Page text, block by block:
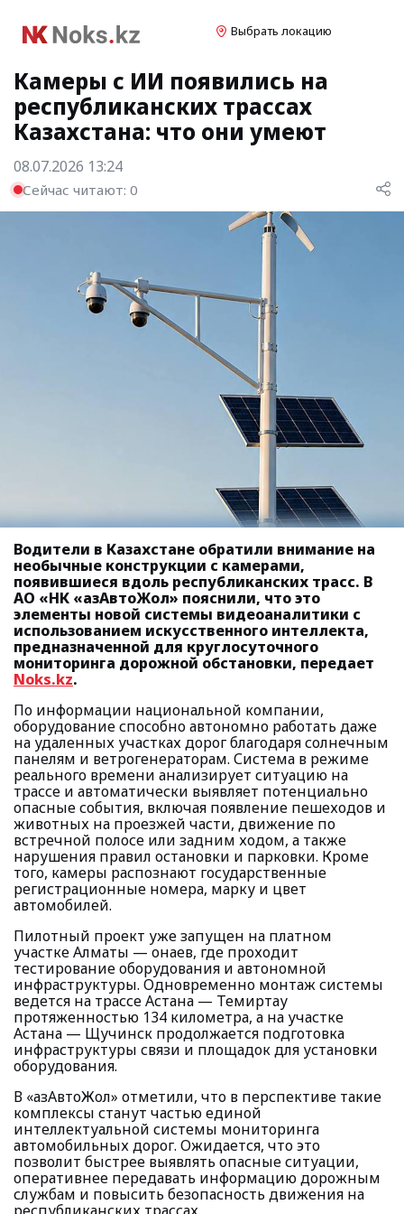
Выбрать локацию
Камеры с ИИ появились на
республиканских трассах
Казахстана: что они умеют
08.07.2026 13:24
Сейчас читают: 0
Водители в Казахстане обратили внимание на
необычные конструкции с камерами,
появившиеся вдоль республиканских трасс. В
АО «НК «ҚазАвтоЖол» пояснили, что это
элементы новой системы видеоаналитики с
использованием искусственного интеллекта,
предназначенной для круглосуточного
мониторинга дорожной обстановки, передает
Noks.kz.
По информации национальной компании,
оборудование способно автономно работать даже
на удаленных участках дорог благодаря солнечным
панелям и ветрогенераторам. Система в режиме
реального времени анализирует ситуацию на
трассе и автоматически выявляет потенциально
опасные события, включая появление пешеходов и
животных на проезжей части, движение по
встречной полосе или задним ходом, а также
нарушения правил остановки и парковки. Кроме
того, камеры распознают государственные
регистрационные номера, марку и цвет
автомобилей.
Пилотный проект уже запущен на платном
участке Алматы — Қонаев, где проходит
тестирование оборудования и автономной
инфраструктуры. Одновременно монтаж системы
ведется на трассе Астана — Темиртау
протяженностью 134 километра, а на участке
Астана — Щучинск продолжается подготовка
инфраструктуры связи и площадок для установки
оборудования.
В «ҚазАвтоЖол» отметили, что в перспективе такие
комплексы станут частью единой
интеллектуальной системы мониторинга
автомобильных дорог. Ожидается, что это
позволит быстрее выявлять опасные ситуации,
оперативнее передавать информацию дорожным
службам и повысить безопасность движения на